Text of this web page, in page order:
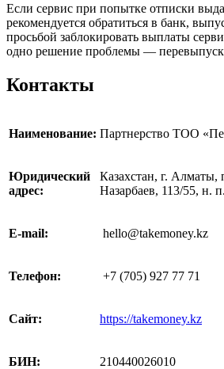
Если сервис при попытке отписки
рекомендуется обратиться в банк,
просьбой заблокировать выплаты
одно решение проблемы —
Контакты
Наименование: Партнерство ТОО
Юридический
адрес:
Казахстан, г. Алматы,
Назарбаев, 113/55, н.
E-mail: hello@takemoney.kz
Телефон: +7 (705) 927 77 71
Сайт: https://takemoney.kz
БИН: 210440026010